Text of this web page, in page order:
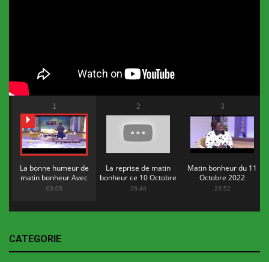
1
La bonne humeur de
matin bonheur Avec
Flopy Mendosa
03:05
2
La reprise de matin
bonheur ce 10 Octobre
2022
26:40
3
Matin bonheur du 11
Octobre 2022
23:52
CATEGORIE